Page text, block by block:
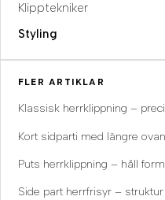
Klipptekniker
Styling
FLER ARTIKLAR
Klassisk herrklippning –
Kort sidparti med längre
Puts herrklippning – håll
Side part herrfrisyr –